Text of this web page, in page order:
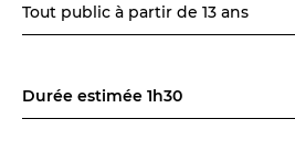
Réservez en ligne
Tout public à partir de 13 ans
Durée estimée 1h30